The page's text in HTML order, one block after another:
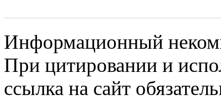
Информационный
При цитировании и
ссылка на сайт